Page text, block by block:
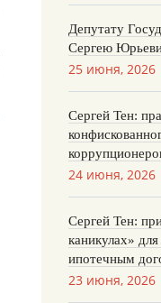
Депутату
Сергею
25 июня, 2026
Сергей Тен:
24 июня, 2026
Сергей Тен:
каникулах»
ипотечным
23 июня, 2026